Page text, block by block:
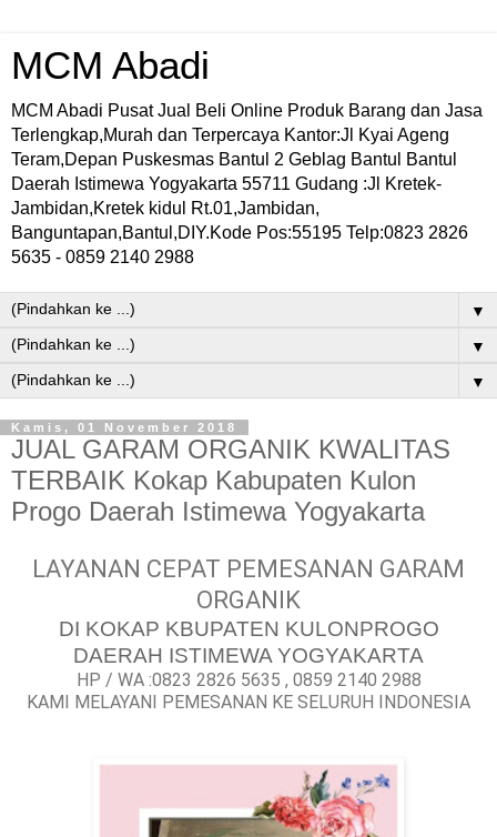
MCM Abadi
MCM Abadi Pusat Jual Beli Online Produk Barang dan Jasa
Terlengkap,Murah dan Terpercaya Kantor:Jl Kyai Ageng
Teram,Depan Puskesmas Bantul 2 Geblag Bantul Bantul
Daerah Istimewa Yogyakarta 55711 Gudang :Jl Kretek-
Jambidan,Kretek kidul Rt.01,Jambidan,
Banguntapan,Bantul,DIY.Kode Pos:55195 Telp:0823 2826
5635 - 0859 2140 2988
▼
▼
▼
Kamis, 01 November 2018
JUAL GARAM ORGANIK KWALITAS
TERBAIK Kokap Kabupaten Kulon
Progo Daerah Istimewa Yogyakarta
LAYANAN CEPAT PEMESANAN GARAM
ORGANIK
DI KOKAP KBUPATEN KULONPROGO
DAERAH ISTIMEWA YOGYAKARTA
HP / WA :0823 2826 5635 , 0859 2140 2988
KAMI MELAYANI PEMESANAN KE SELURUH INDONESIA